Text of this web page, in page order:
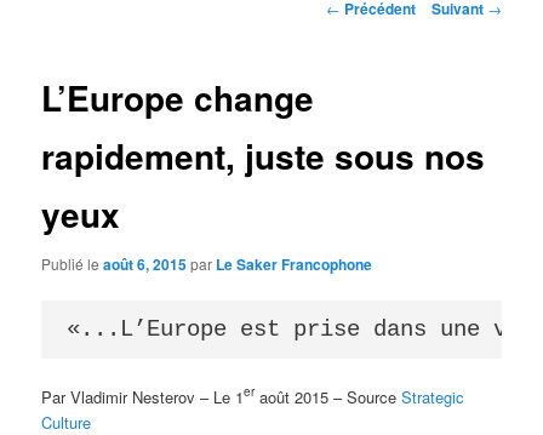
Navigation
← Précédent Suivant →
L’Europe change
rapidement, juste sous nos
yeux
Publié leaoût 6, 2015par Le Saker Francophone
«...L’Europe est prise dans une
Par Vladimir Nesterov – Le 1eraoût 2015 – SourceStrategic
Culture